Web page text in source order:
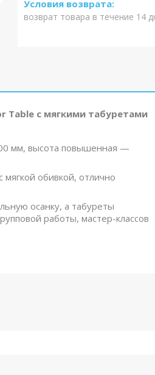
возврат товара в течение 14
Table с мягкими табуретами
мм, высота повышенная —
обивкой, отлично
осанку, а табуреты
работы, мастер-классов